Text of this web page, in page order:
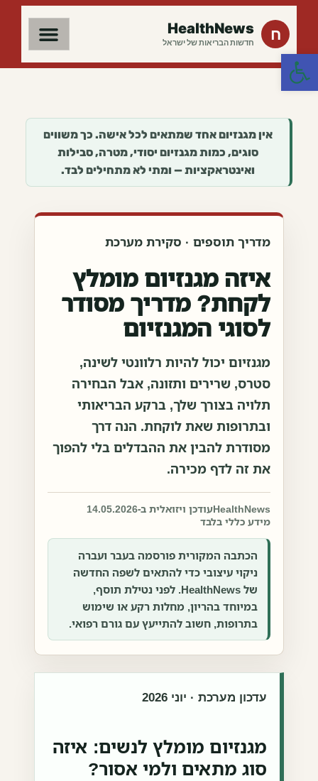
פתח סרגל נגישות
ח HealthNews
חדשות הבריאות של ישראל
אין מגנזיום אחד שמתאים לכל אישה. כך משווים
סוגים, כמות מגנזיום יסודי, מטרה, סבילות
ואינטראקציות — ומתי לא מתחילים לבד.
מדריך תוספים · סקירת מערכת
איזה מגנזיום מומלץ
לקחת? מדריך מסודר
לסוגי המגנזיום
מגנזיום יכול להיות רלוונטי לשינה,
סטרס, שרירים ותזונה, אבל הבחירה
תלויה בצורך שלך, ברקע הבריאותי
ובתרופות שאת לוקחת. הנה דרך
מסודרת להבין את ההבדלים בלי להפוך
את זה לדף מכירה.
HealthNewsעודכן ויזואלית ב-14.05.2026
מידע כללי בלבד
הכתבה המקורית פורסמה בעבר ועברה
ניקוי עיצובי כדי להתאים לשפה החדשה
של HealthNews. לפני נטילת תוסף,
במיוחד בהריון, מחלות רקע או שימוש
בתרופות, חשוב להתייעץ עם גורם רפואי.
עדכון מערכת · יוני 2026
מגנזיום מומלץ לנשים: איזה
סוג מתאים ולמי אסור?